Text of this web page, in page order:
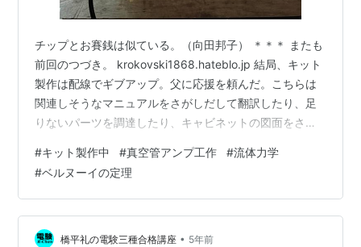
チップとお賽銭は似ている。（向田邦子） ＊＊＊ またも
前回のつづき。 krokovski1868.hateblo.jp 結局、キット
製作は配線でギブアップ。父に応援を頼んだ。こちらは
関連しそうなマニュアルをさがしだして翻訳したり、足
りないパーツを調達したり、キャビネットの図面をさが
文官である。他人任せである。 見かたをかえると、真空
管アンプ製作は設計から部品調達、実装という異なる要
素を併せもっているので、奥ぶかい趣味といえるのかも
しれない。さらにオーディオアンプだと耳派と測定派に
わかれるそうなのだが、ギターアンプだと奏者も兼ねて
#キット製作中 #真空管アンプ工作 #流体力学
#ベルヌーイの定理
橋平礼の電験三種合格講座 • 5年前